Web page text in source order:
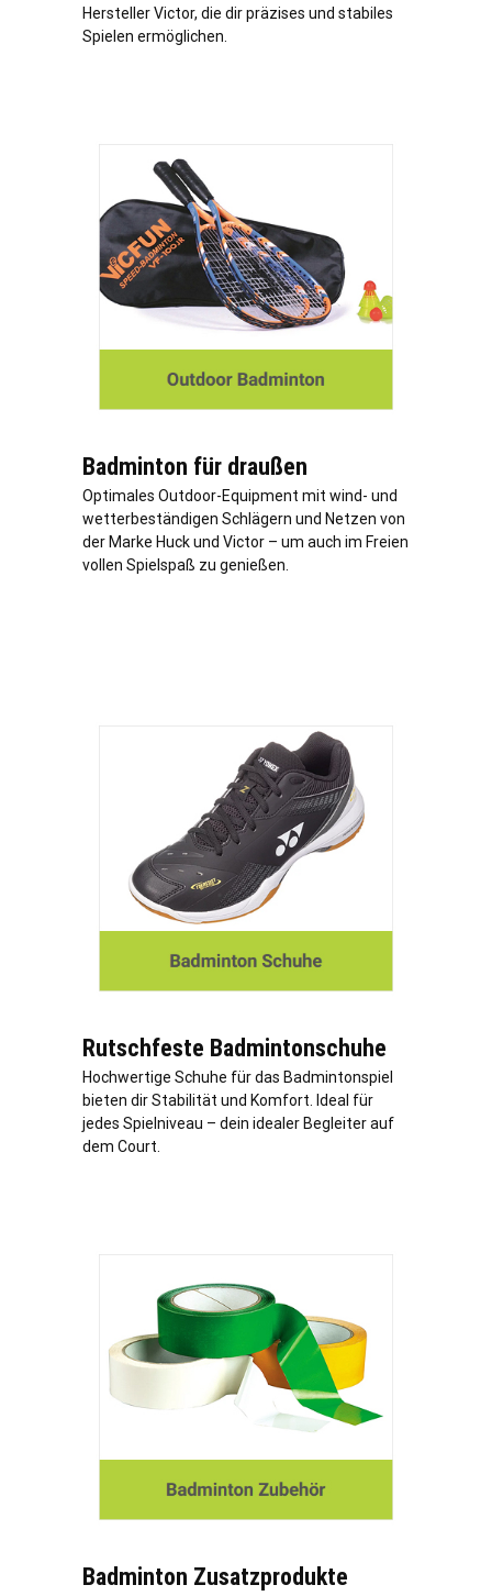
Hersteller Victor, die dir präzises und stabiles
Spielen ermöglichen.
Badminton für draußen
Optimales Outdoor-Equipment mit wind- und
wetterbeständigen Schlägern und Netzen von
der Marke Huck und Victor – um auch im Freien
vollen Spielspaß zu genießen.
Rutschfeste Badmintonschuhe
Hochwertige Schuhe für das Badmintonspiel
bieten dir Stabilität und Komfort. Ideal für
jedes Spielniveau – dein idealer Begleiter auf
dem Court.
Badminton Zusatzprodukte